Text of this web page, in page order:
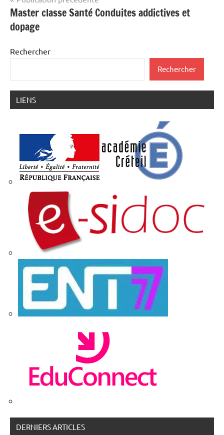
de
l’article
Master classe Santé Conduites addictives et
dopage
Rechercher
Rechercher
LIENS
DERNIERS ARTICLES